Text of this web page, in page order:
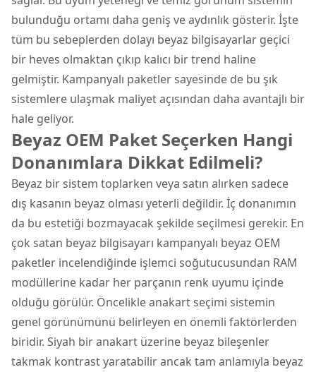
bulunduğu ortamı daha geniş ve aydınlık gösterir. İşte
tüm bu sebeplerden dolayı beyaz bilgisayarlar geçici
bir heves olmaktan çıkıp kalıcı bir trend haline
gelmiştir. Kampanyalı paketler sayesinde de bu şık
sistemlere ulaşmak maliyet açısından daha avantajlı bir
hale geliyor.
Beyaz OEM Paket Seçerken Hangi
Donanımlara Dikkat Edilmeli?
Beyaz bir sistem toplarken veya satın alırken sadece
dış kasanın beyaz olması yeterli değildir. İç donanımın
da bu estetiği bozmayacak şekilde seçilmesi gerekir. En
çok satan beyaz bilgisayarı kampanyalı beyaz OEM
paketler incelendiğinde işlemci soğutucusundan RAM
modüllerine kadar her parçanın renk uyumu içinde
olduğu görülür. Öncelikle anakart seçimi sistemin
genel görünümünü belirleyen en önemli faktörlerden
biridir. Siyah bir anakart üzerine beyaz bileşenler
takmak kontrast yaratabilir ancak tam anlamıyla beyaz